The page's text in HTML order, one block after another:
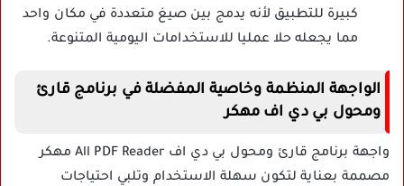
كبيرة للتطبيق لأنه يدمج بين صيغ متعددة في مكان واحد
مما يجعله حلا عمليا للاستخدامات اليومية المتنوعة.
الواجهة المنظمة وخاصية المفضلة في برنامج قارئ
ومحول بي دي اف مهكر
واجهة برنامج قارئ ومحول بي دي اف All PDF Reader مهكر
مصممة بعناية لتكون سهلة الاستخدام وتلبي احتياجات